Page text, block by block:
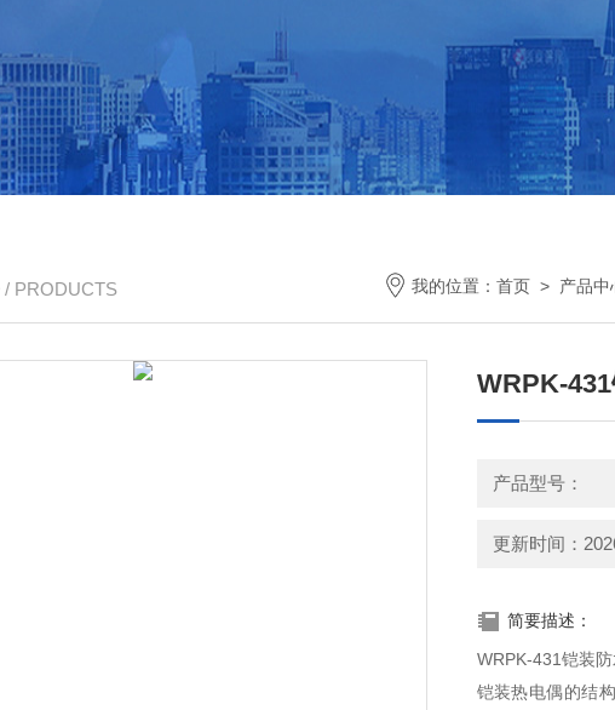
/ PRODUCTS 我的位置： 首页 > 产品中
WRPK-
产品型号：
更新时间：
简要描述：
WRPK-431铠装
铠装热电偶的结